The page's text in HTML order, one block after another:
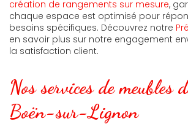
création de rangements sur mesure,
chaque espace est optimisé pour
besoins spécifiques. Découvrez notre
en savoir plus sur notre engagement
la satisfaction client.
Nos services de meubles
Boën-sur-Lignon